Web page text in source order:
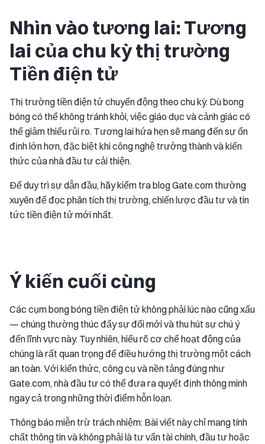
Nhìn vào tương lai: Tương
lai của chu kỳ thị trường
Tiền điện tử
Thị trường tiền điện tử chuyển động theo chu kỳ. Dù bong
bóng có thể không tránh khỏi, việc giáo dục và cảnh giác có
thể giảm thiểu rủi ro. Tương lai hứa hẹn sẽ mang đến sự ổn
định lớn hơn, đặc biệt khi công nghệ trưởng thành và kiến
thức của nhà đầu tư cải thiện.
Để duy trì sự dẫn đầu, hãy kiểm tra blog Gate.com thường
xuyên để đọc phân tích thị trường, chiến lược đầu tư và tin
tức tiền điện tử mới nhất.
Ý kiến cuối cùng
Các cụm bong bóng tiền điện tử không phải lúc nào cũng xấu
— chúng thường thúc đẩy sự đổi mới và thu hút sự chú ý
đến lĩnh vực này. Tuy nhiên, hiểu rõ cơ chế hoạt động của
chúng là rất quan trọng để điều hướng thị trường một cách
an toàn. Với kiến thức, công cụ và nền tảng đúng như
Gate.com, nhà đầu tư có thể đưa ra quyết định thông minh
ngay cả trong những thời điểm hỗn loạn.
Thông báo miễn trừ trách nhiệm: Bài viết này chỉ mang tính
chất thông tin và không phải là tư vấn tài chính, đầu tư hoặc